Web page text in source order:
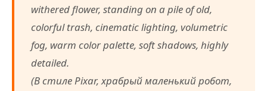
withered flower, standing on a pile of old,
colorful trash, cinematic lighting, volumetric
fog, warm color palette, soft shadows, highly
detailed.
(В стиле Pixar, храбрый маленький робот,